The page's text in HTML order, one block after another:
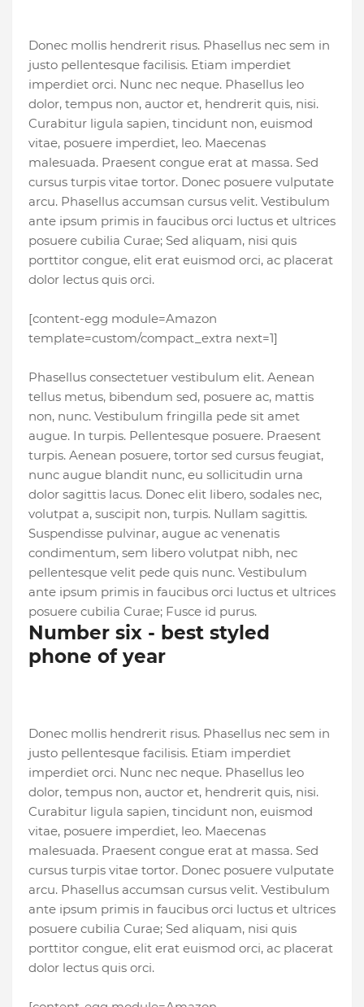
Donec mollis hendrerit risus. Phasellus nec sem in
justo pellentesque facilisis. Etiam imperdiet
imperdiet orci. Nunc nec neque. Phasellus leo
dolor, tempus non, auctor et, hendrerit quis, nisi.
Curabitur ligula sapien, tincidunt non, euismod
vitae, posuere imperdiet, leo. Maecenas
malesuada. Praesent congue erat at massa. Sed
cursus turpis vitae tortor. Donec posuere vulputate
arcu. Phasellus accumsan cursus velit. Vestibulum
ante ipsum primis in faucibus orci luctus et ultrices
posuere cubilia Curae; Sed aliquam, nisi quis
porttitor congue, elit erat euismod orci, ac placerat
dolor lectus quis orci.
[content-egg module=Amazon
template=custom/compact_extra next=1]
Phasellus consectetuer vestibulum elit. Aenean
tellus metus, bibendum sed, posuere ac, mattis
non, nunc. Vestibulum fringilla pede sit amet
augue. In turpis. Pellentesque posuere. Praesent
turpis. Aenean posuere, tortor sed cursus feugiat,
nunc augue blandit nunc, eu sollicitudin urna
dolor sagittis lacus. Donec elit libero, sodales nec,
volutpat a, suscipit non, turpis. Nullam sagittis.
Suspendisse pulvinar, augue ac venenatis
condimentum, sem libero volutpat nibh, nec
pellentesque velit pede quis nunc. Vestibulum
ante ipsum primis in faucibus orci luctus et ultrices
posuere cubilia Curae; Fusce id purus.
Number six - best styled
phone of year
Donec mollis hendrerit risus. Phasellus nec sem in
justo pellentesque facilisis. Etiam imperdiet
imperdiet orci. Nunc nec neque. Phasellus leo
dolor, tempus non, auctor et, hendrerit quis, nisi.
Curabitur ligula sapien, tincidunt non, euismod
vitae, posuere imperdiet, leo. Maecenas
malesuada. Praesent congue erat at massa. Sed
cursus turpis vitae tortor. Donec posuere vulputate
arcu. Phasellus accumsan cursus velit. Vestibulum
ante ipsum primis in faucibus orci luctus et ultrices
posuere cubilia Curae; Sed aliquam, nisi quis
porttitor congue, elit erat euismod orci, ac placerat
dolor lectus quis orci.